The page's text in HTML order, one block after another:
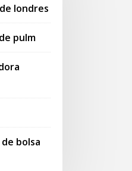
londres
pulm
bolsa